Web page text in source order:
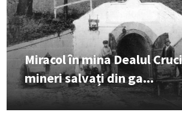
Miracol în mina Dealul
mineri salvați din ga...